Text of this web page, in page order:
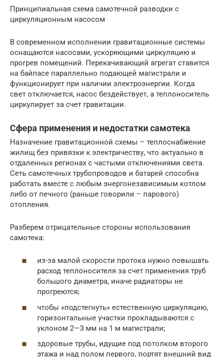
Принципиальная схема самотечной разводки с
циркуляционным насосом
В современном исполнении гравитационные системы
оснащаются насосами, ускоряющими циркуляцию и
прогрев помещений. Перекачивающий агрегат ставится
на байпасе параллельно подающей магистрали и
функционирует при наличии электроэнергии. Когда
свет отключается, насос бездействует, а теплоноситель
циркулирует за счет гравитации.
Сфера применения и недостатки самотека
Назначение гравитационной схемы – теплоснабжение
жилищ без привязки к электричеству, что актуально в
отдаленных регионах с частыми отключениями света.
Сеть самотечных трубопроводов и батарей способна
работать вместе с любым энергонезависимым котлом
либо от печного (раньше говорили – парового)
отопления.
Разберем отрицательные стороны использования
самотека:
из-за малой скорости протока нужно повышать
расход теплоносителя за счет применения труб
большого диаметра, иначе радиаторы не
прогреются;
чтобы «подстегнуть» естественную циркуляцию,
горизонтальные участки прокладываются с
уклоном 2—3 мм на 1 м магистрали;
здоровые трубы, идущие под потолком второго
этажа и над полом первого, портят внешний вид